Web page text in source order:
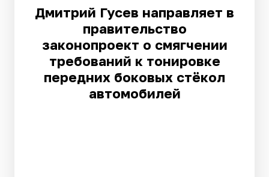
Дмитрий Гусев направляет в
правительство
законопроект о смягчении
требований к тонировке
передних боковых стёкол
автомобилей